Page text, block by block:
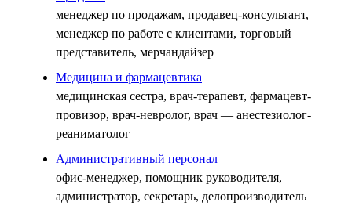
менеджер по продажам, продавец-консультант,
менеджер по работе с клиентами, торговый
представитель, мерчандайзер
Медицина и фармацевтика
медицинская сестра, врач-терапевт, фармацевт-
провизор, врач-невролог, врач — анестезиолог-
реаниматолог
Административный персонал
офис-менеджер, помощник руководителя,
администратор, секретарь, делопроизводитель